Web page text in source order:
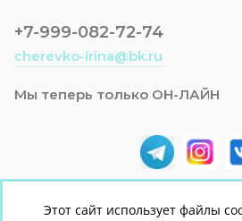
+7-999-082-72-74
cherevko-irina@bk.ru
Мы теперь только ОН-ЛАЙН
Этот сайт использует файлы